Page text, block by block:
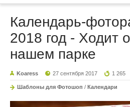
Календарь-
2018 год - Ходит
нашем парке
Koaress 27 сентября 2017 1 265
Шаблоны для Фотошоп / Календари